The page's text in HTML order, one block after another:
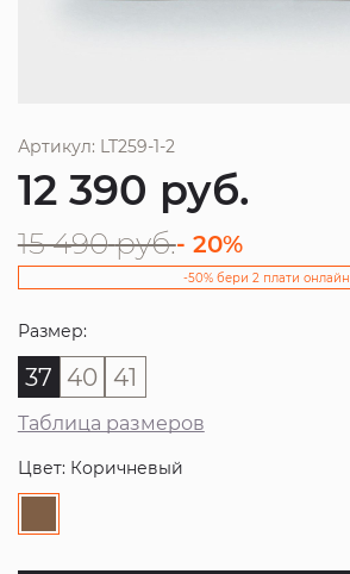
Артикул: LT259-1-2
12 390 руб.
15 490 руб.- 20%
-50% бери 2 плати онлайн
Размер:
37 40 41
Таблица размеров
Цвет: Коричневый